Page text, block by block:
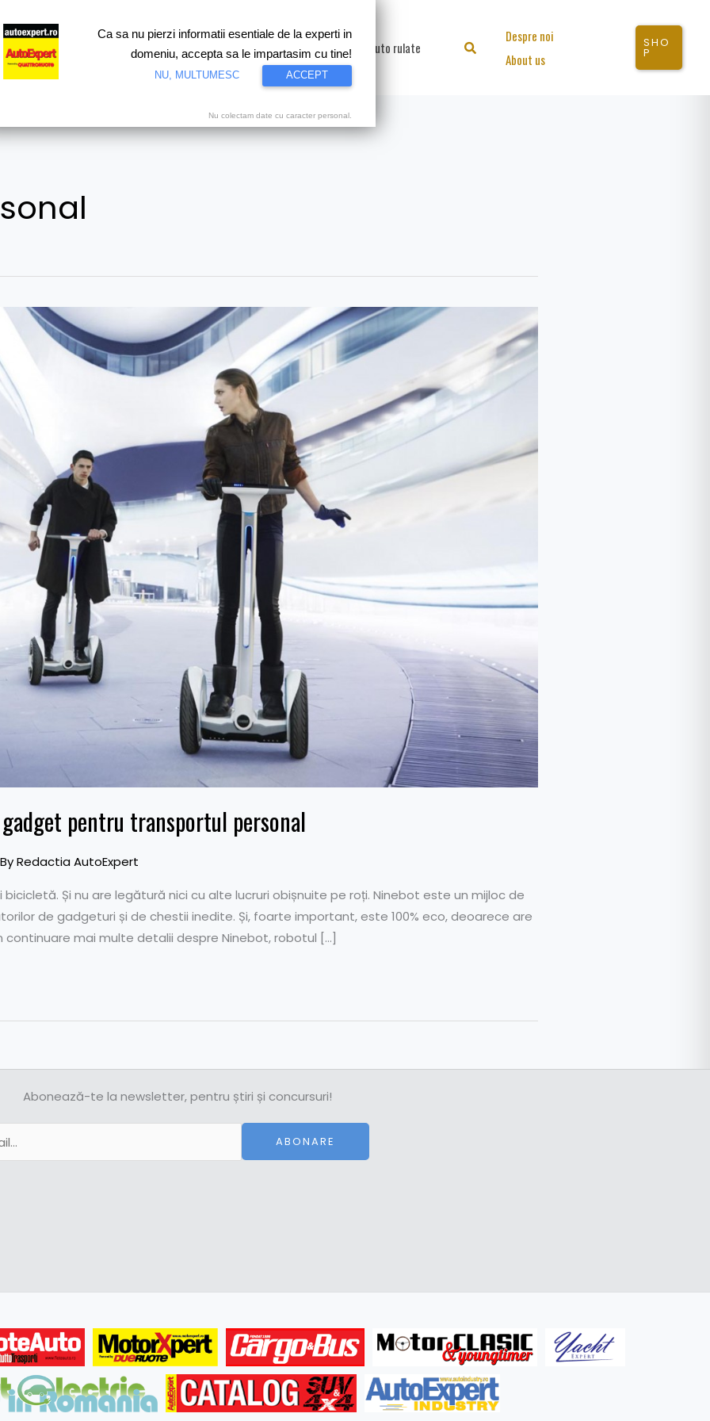
Test drive Motorsport Proiecte speciale Video Auto rulate Search
Despre noi
About us
SHO
P
pentru transportul personal
Redactia AutoExpert
bicicletă. Și nu are legătură nici cu alte lucruri obișnuite pe roți. Ninebot este un mijloc de
de gadgeturi și de chestii inedite. Și, foarte important, este 100% eco, deoarece are
mai multe detalii despre Ninebot, robotul […]
Abonează-te la newsletter, pentru știri și concursuri!
ABONARE
Ca sa nu pierzi informatii esentiale de la experti in
domeniu, accepta sa le impartasim cu tine!
NU, MULTUMESC ACCEPT
Nu colectam date cu caracter personal.